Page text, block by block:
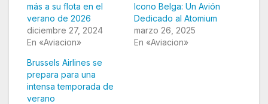
más a su flota en el
verano de 2026
diciembre 27, 2024
En «Aviacion»
Icono Belga: Un Avión
Dedicado al Atomium
marzo 26, 2025
En «Aviacion»
Brussels Airlines se
prepara para una
intensa temporada de
verano